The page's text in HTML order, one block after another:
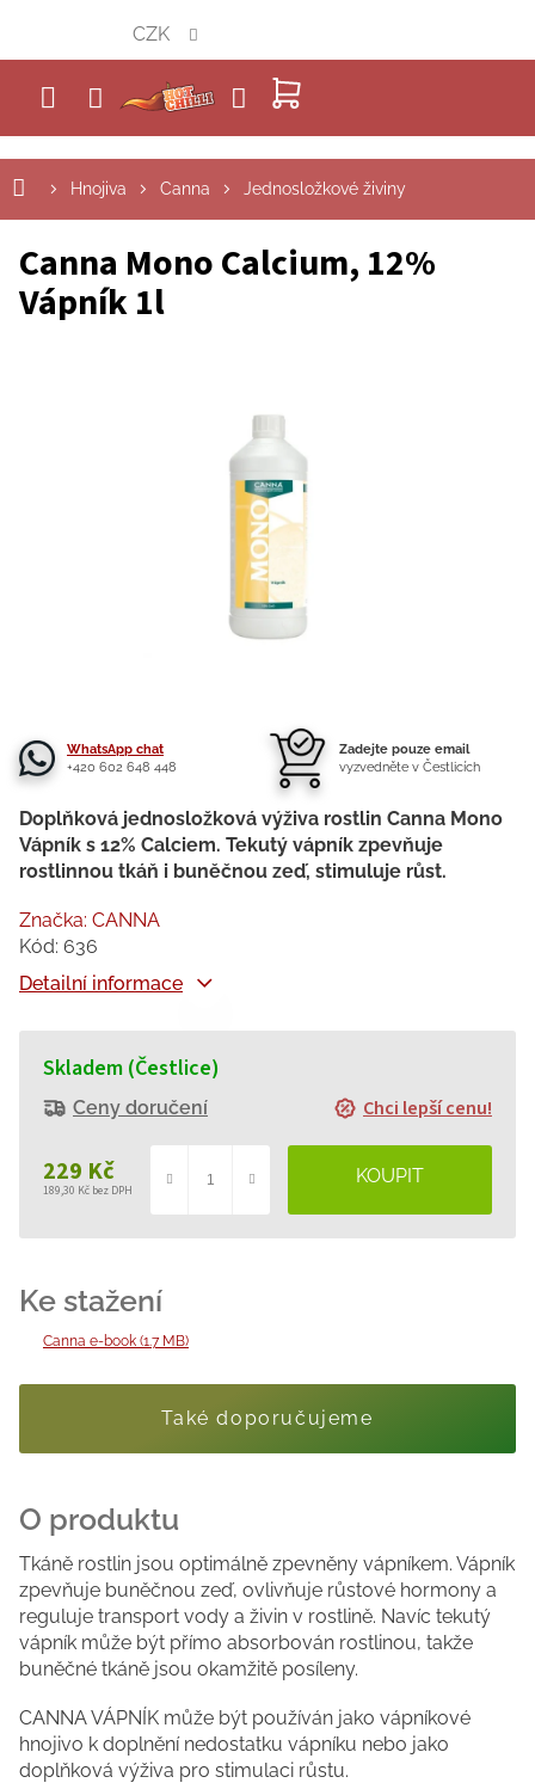
obsah
NÁKUPNÍ
KOŠÍK
CZK
Hnojiva Canna Jednosložkové živiny
Canna Mono Calcium, 12%
Vápník 1l
WhatsApp chat
+420 602 648 448
Zadejte pouze email
vyzvedněte v Čestlicích
229 Kč
189,30 Kč bez DPH
cena:
Skladem (Čestlice)
Ceny doručení Chci lepší cenu!
Doplňková jednosložková výživa rostlin Canna Mono
Vápník s 12% Calciem. Tekutý vápník zpevňuje
rostlinnou tkáň i buněčnou zeď, stimuluje růst.
Detailní informace
Značka: CANNA
Kód: 636
Canna e-book (1.7 MB)
Také doporučujeme
Tkáně rostlin jsou optimálně zpevněny vápníkem. Vápník
zpevňuje buněčnou zeď, ovlivňuje růstové hormony a
reguluje transport vody a živin v rostlině. Navíc tekutý
vápník může být přímo absorbován rostlinou, takže
buněčné tkáně jsou okamžitě posíleny.
CANNA VÁPNÍK může být používán jako vápníkové
hnojivo k doplnění nedostatku vápníku nebo jako
doplňková výživa pro stimulaci růstu.